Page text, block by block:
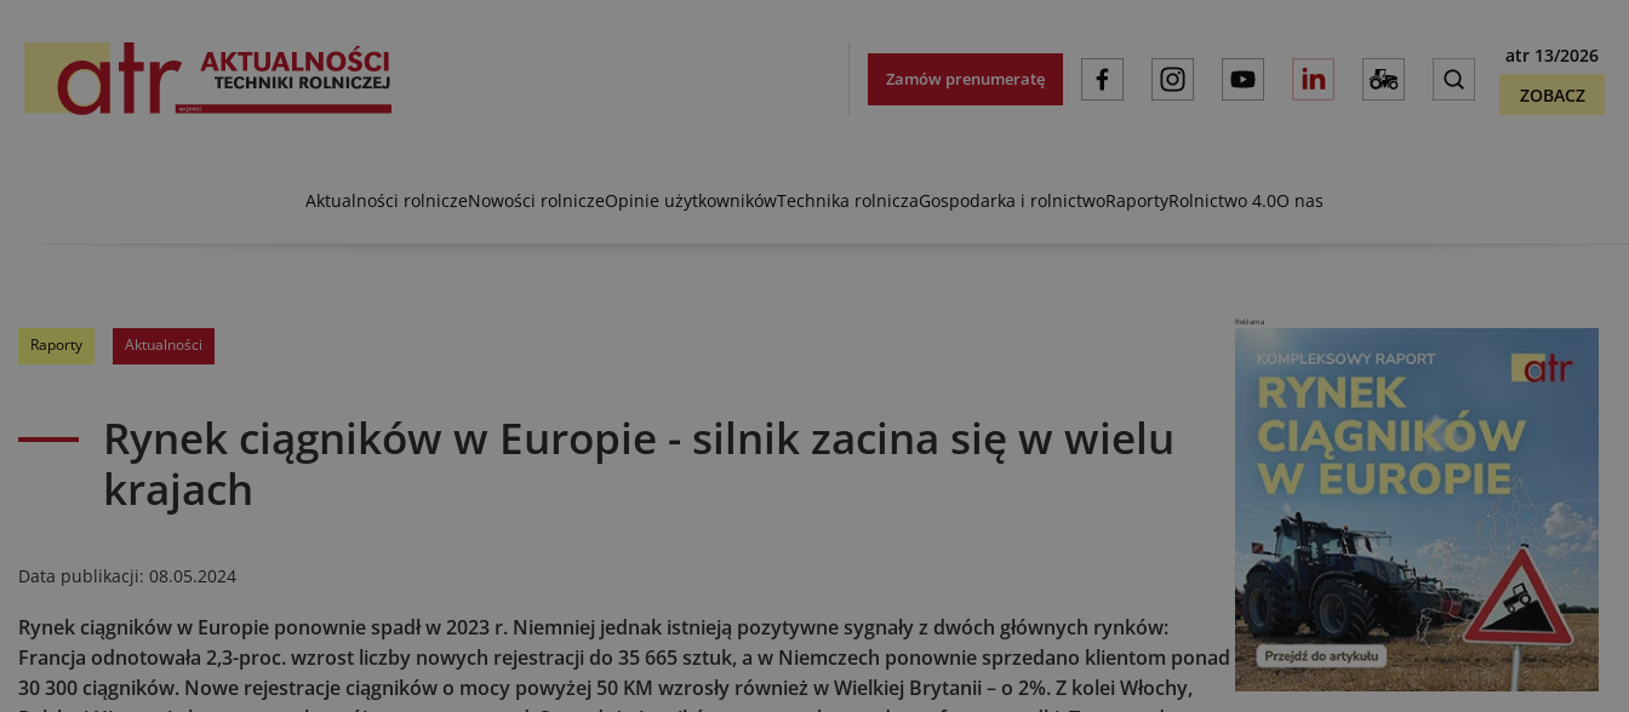
Zamów prenumeratę
atr 13/2026
ZOBACZ
Aktualności rolniczeNowości rolniczeOpinie użytkownikówTechnika rolniczaGospodarka i rolnictwoRaportyRolnictwo 4.0O nas
Raporty Aktualności
Rynek ciągników w Europie - silnik zacina się w wielu
krajach
Data publikacji: 08.05.2024
Rynek ciągników w Europie ponownie spadł w 2023 r. Niemniej jednak istnieją pozytywne sygnały z dwóch głównych rynków:
Francja odnotowała 2,3-proc. wzrost liczby nowych rejestracji do 35 665 sztuk, a w Niemczech ponownie sprzedano klientom ponad
30 300 ciągników. Nowe rejestracje ciągników o mocy powyżej 50 KM wzrosły również w Wielkiej Brytanii – o 2%. Z kolei Włochy,
Reklama